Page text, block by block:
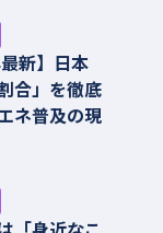
最新】日本
合」を徹底
ネ普及の現